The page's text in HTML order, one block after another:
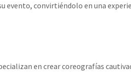
evento, convirtiéndolo en una
en crear coreografías